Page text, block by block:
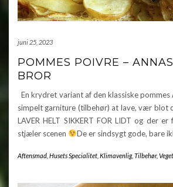
juni 25, 2023
POMMES POIVRE –
BROR
En krydret variant af den klassiske
simpelt garniture (tilbehør) at lave, vær blot
LAVER HELT SIKKERT FOR LIDT og der
stjæler scenen
De er sindsygt gode, bare
Aftensmad Husets Specialitet Klimavenlig, Tilbehør,